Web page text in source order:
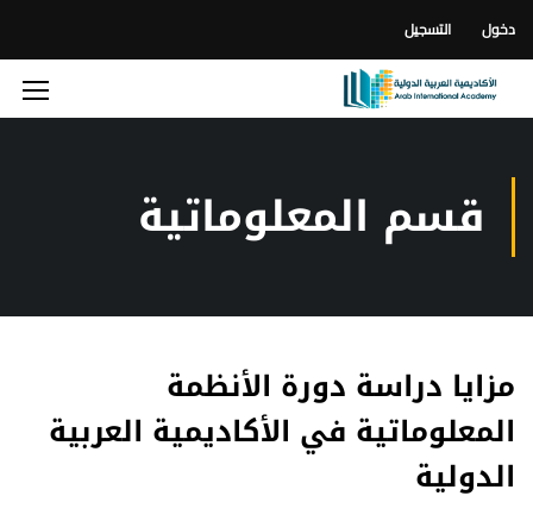
دخول التسجيل
قسم المعلوماتية
مزايا دراسة دورة الأنظمة
المعلوماتية في الأكاديمية العربية
الدولية